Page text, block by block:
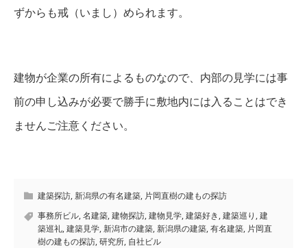
ずからも戒（いまし）められます。
建物が企業の所有によるものなので、内部の見学には事
前の申し込みが必要で勝手に敷地内には入ることはでき
ませんご注意ください。
建築探訪,新潟県の有名建築, 片岡直樹の建もの探訪
事務所ビル,名建築,建物探訪,建物見学,建築好き,建築巡り ,建
築巡礼,建築見学,新潟市の建築,新潟県の建築,有名建築, 片岡直
樹の建もの探訪,研究所, 自社ビル